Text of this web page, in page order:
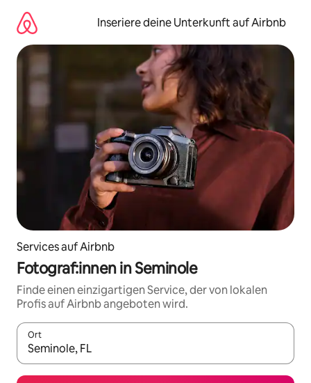
Inhalten
springen
Inseriere deine Unterkunft auf Airbnb
Services auf Airbnb
Fotograf:innen in Seminole
Finde einen einzigartigen Service, der von lokalen
Profis auf Airbnb angeboten wird.
Ort
Wenn Ergebnisse verfügbar sind, navigiere mit den